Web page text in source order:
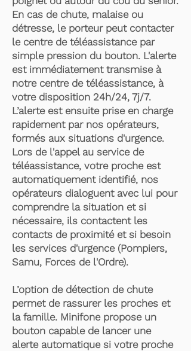
En cas de chute, malaise ou
détresse, le porteur peut contacter
le centre de téléassistance par
simple pression du bouton. L'alerte
est immédiatement transmise à
notre centre de téléassistance, à
votre disposition 24h/24, 7j/7.
L’alerte est ensuite prise en charge
rapidement par nos opérateurs,
formés aux situations d'urgence.
Lors de l'appel au service de
téléassistance, votre proche est
automatiquement identifié, nos
opérateurs dialoguent avec lui pour
comprendre la situation et si
nécessaire, ils contactent les
contacts de proximité et si besoin
les services d'urgence (Pompiers,
Samu, Forces de l'Ordre).
L’option de détection de chute
permet de rassurer les proches et
la famille. Minifone propose un
bouton capable de lancer une
alerte automatique si votre proche